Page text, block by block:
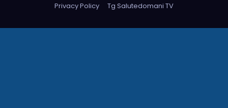
Privacy Policy
Tg Salutedomani TV